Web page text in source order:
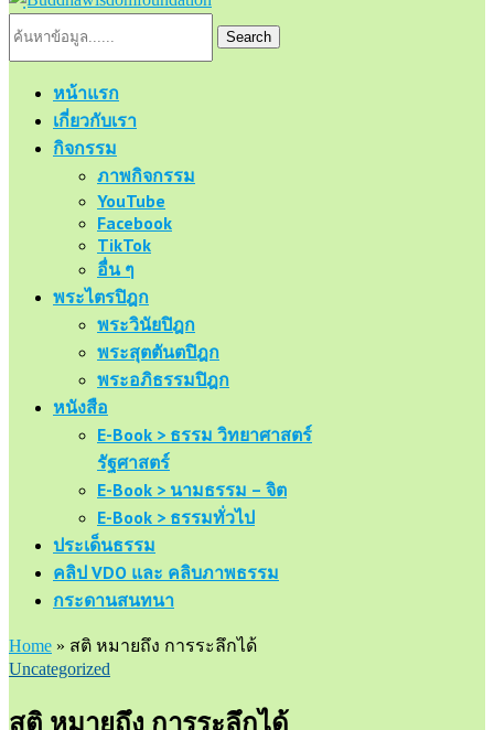
Search
หน้าแรก
เกี่ยวกับเรา
กิจกรรม
ภาพกิจกรรม
YouTube
Facebook
TikTok
อื่น ๆ
พระไตรปิฎก
พระวินัยปิฎก
พระสุตตันตปิฎก
พระอภิธรรมปิฎก
หนังสือ
E-Book > ธรรม วิทยาศาสตร์
รัฐศาสตร์
E-Book > นามธรรม – จิต
E-Book > ธรรมทั่วไป
ประเด็นธรรม
คลิป VDO และ คลิบภาพธรรม
กระดานสนทนา
Home » สติ หมายถึง การระลึกได้
Uncategorized
สติ หมายถึง การระลึกได้